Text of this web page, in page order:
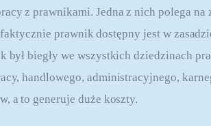
z prawnikami. Jedna z nich polega na
prawnik dostępny jest w
był biegły we wszystkich dziedzinach
handlowego, administracyjnego,
a to generuje duże koszty.